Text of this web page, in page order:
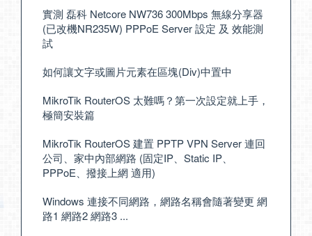
實測 磊科 Netcore NW736 300Mbps 無線分享器
(已改機NR235W) PPPoE Server 設定 及 效能測
試
如何讓文字或圖片元素在區塊(Div)中置中
MikroTik RouterOS 太難嗎？第一次設定就上手，
極簡安裝篇
MikroTik RouterOS 建置 PPTP VPN Server 連回
公司、家中內部網路 (固定IP、Static IP、
PPPoE、撥接上網 適用)
Windows 連接不同網路，網路名稱會隨著變更 網
路1 網路2 網路3 ...